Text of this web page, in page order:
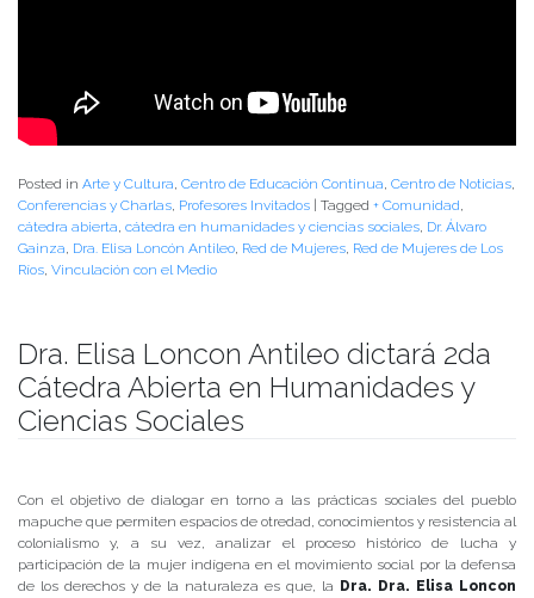
Posted in Arte y Cultura, Centro de Educación Continua, Centro de Noticias,
Conferencias y Charlas, Profesores Invitados Tagged + Comunidad,
cátedra abierta, cátedra en humanidades y ciencias sociales, Dr. Álvaro
Gainza, Dra. Elisa Loncón Antileo, Red de Mujeres, Red de Mujeres de Los
Ríos, Vinculación con el Medio
Dra. Elisa Loncon Antileo dictará 2da
Cátedra Abierta en Humanidades y
Ciencias Sociales
Con el objetivo de dialogar en torno a las prácticas sociales del pueblo
mapuche que permiten espacios de otredad, conocimientos y resistencia al
colonialismo y, a su vez, analizar el proceso histórico de lucha y
participación de la mujer indígena en el movimiento social por la defensa
de los derechos y de la naturaleza es que, la Dra. Dra. Elisa Loncon